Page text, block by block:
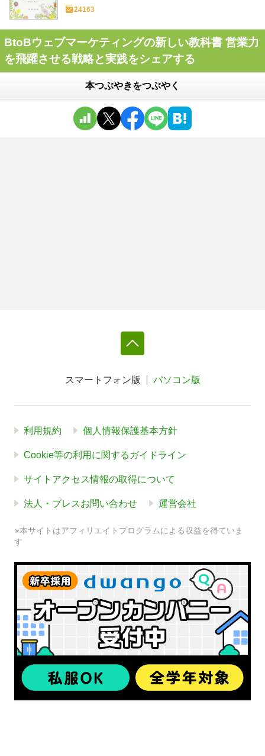
24163
BtoBウェブマーケティングの新しい教科書 営業力
を飛躍させる戦略と実践をシェアする
本つぶやきをつぶやく
スマートフォン版 パソコン版
利用規約 個人情報保護基本方針
Cookie等の利用に関するガイドライン
サイトアクセス情報の取得について
法人・プレスお問い合わせ 運営会社
※本サイトはアフィリエイトプログラムによる収益を得ていま
す